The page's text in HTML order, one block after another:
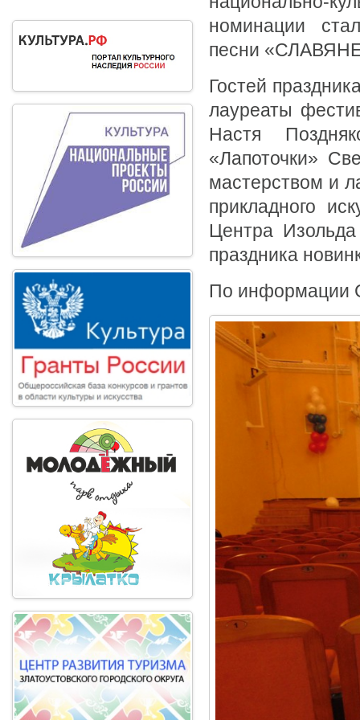
номинации
песни
Гостей
лауреаты
Настя
«Лапоточки»
мастерством и
прикладного
Центра
праздника
По информации